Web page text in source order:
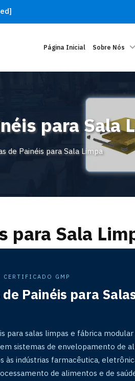
Página Inicial Sobre Nós
para Sala
de Painéis para Sala Limpa
para Sala
GMP
Painéis para
para salas limpas e fábrica modular
sistemas de envelopamento de
às indústrias farmacêutica,
de alimentos e de